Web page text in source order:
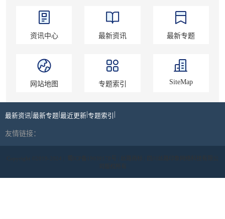
资讯中心 最新资讯 最新专题
网站地图 专题索引 SiteMap
最新资讯 |最新专题|最近更新|专题索引 |
友情链接：